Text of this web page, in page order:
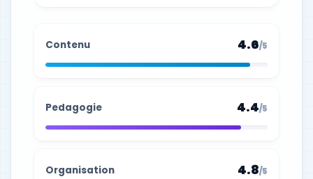
Contenu 4.6/5
Pedagogie 4.4/5
Organisation 4.8/5